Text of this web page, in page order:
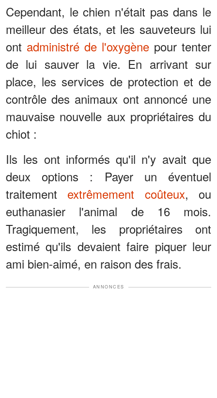
Cependant, le chien n'était pas dans le
meilleur des états, et les sauveteurs lui
ont administré de l'oxygène pour tenter
de lui sauver la vie. En arrivant sur
place, les services de protection et de
contrôle des animaux ont annoncé une
mauvaise nouvelle aux propriétaires du
chiot :
Ils les ont informés qu'il n'y avait que
deux options : Payer un éventuel
traitement extrêmement coûteux, ou
euthanasier l'animal de 16 mois.
Tragiquement, les propriétaires ont
estimé qu'ils devaient faire piquer leur
ami bien-aimé, en raison des frais.
ANNONCES